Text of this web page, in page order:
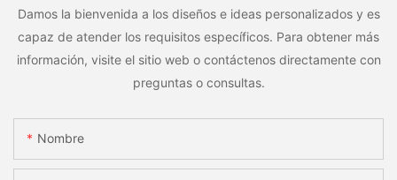
Damos la bienvenida a los diseños e ideas personalizados y es
capaz de atender los requisitos específicos. Para obtener más
información, visite el sitio web o contáctenos directamente con
preguntas o consultas.
Nombre